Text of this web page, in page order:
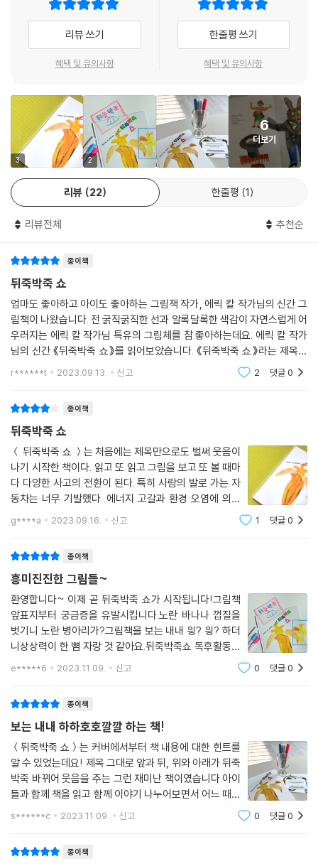
껏 친다면 어떤 일이 벌어질까?’
고정 관념을 깨트리고 세상을 다르게 보는 시선
쇼』로 그려 냈어요. 익숙한 것과 낯선 것, 세상의 모순을 신비롭게 표현했
던 초현실주의 화가, 르네 마그리트의 작품처럼 말이지요. 에릭 칼은 『뒤죽
박죽 쇼』를 통해 어린 독자들에게 세상을 비뚤게 보는 순간, 혹은 아예 세
상을 뒤집어 보는 순간이 필요하다는 메시지를 전했어요. 고정 관념을 깨
트리고 세상을 다르게 보는 새로운 시선이 있어야 한다고요. 그래야 창의
적이고 자유로운 생각을 가진 어른으로 성장할 수 있을 테니까요.
백 명이 읽어도 모두 다른 감상을 말할 수 있는 『뒤죽박죽 쇼』를 읽어 보세
환상적이고, 유머러스한 세상으로 여행을 떠나 보세요. 그러다 보면 자신
의 상상력을 또 다른 분야로 더 넓게 키워 나갈 기회를 얻게 될 거예요. 어
쩌면 자신만의 ‘뒤죽박죽 쇼’, ‘알쏭달쏭 쇼’를 만들어 볼 수도 있지요.
리뷰 쓰기
혜택 및 유의사항
한줄평 쓰기
혜택 및 유의사항
3 2
6
더보기
리뷰 22 한줄평 1
리뷰전체 추천순
종이책
뒤죽박죽 쇼
엄마도 좋아하고 아이도 좋아하는 그림책 작가, 에릭 칼 작가님의 신간 그
림책이 나왔습니다. 전 굵직굵직한 선과 알록달록한 색감이 자연스럽게 어
우러지는 에릭 칼 작가님 특유의 그림체를 참 좋아하는데요. 에릭 칼 작가
님의 신간 《뒤죽박죽 쇼》를 읽어보았습니다. 《뒤죽박죽 쇼》라는 제목과
어울리는 표지입니다. 노란 바나나의 껍질을 벗겼더니 노란 오리가 튀어나
r******t 2023.09.13. 신고 2 댓글0
종이책
뒤죽박죽 쇼
＜ 뒤죽박죽 쇼 ＞는 처음에는 제목만으로도 벌써 웃음이
나기 시작한 책이다. 읽고 또 읽고 그림을 보고 또 볼 때마
다 다양한 사고의 전환이 된다. 특히 사람의 발로 가는 자
동차는 너무 기발했다. 에너지 고갈과 환경 오염에 의한
기후 변화와 싸우고 있는 지금 우리에게 많은 생각을 주는
그림이다. 상상력을 충분히 자극해 주는 도서이다. 석
g****a 2023.09.16. 신고 1 댓글0
종이책
흥미진진한 그림들~
환영합니다~ 이제 곧 뒤죽박죽 쇼가 시작됩니다!그림책
앞표지부터 궁금증을 유발시킵니다.노란 바나나 껍질을
벗기니 노란 병아리가?그림책을 보는 내내 읭? 읭? 하더
니상상력이 한 뼘 자랑 것 같아요.뒤죽박죽쇼 독후활동으
로우리집 아이들과 저의 엉뚱함으로뒤죽박죽 그림이 탄
e*****6 2023.11.09. 신고 0 댓글0
종이책
보는 내내 하하호호깔깔 하는 책!
＜뒤죽박죽 쇼＞는 커버에서부터 책 내용에 대한 힌트를
알 수 있었는데요! 제목 그대로 앞과 뒤, 위와 아래가 뒤죽
박죽 바뀌어 웃음을 주는 그런 재미난 책이였습니다.아이
들과 함께 책을 읽고 함께 이야기 나누어보면서 어느 때보
다도 즐거운 독서시간을 보냈습니다. 독후활동으로는 유
s******c 2023.11.09. 신고 0 댓글0
종이책